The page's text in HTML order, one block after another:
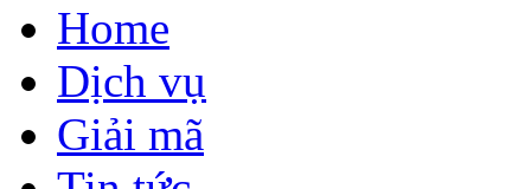
Home
Dịch vụ
Giải mã